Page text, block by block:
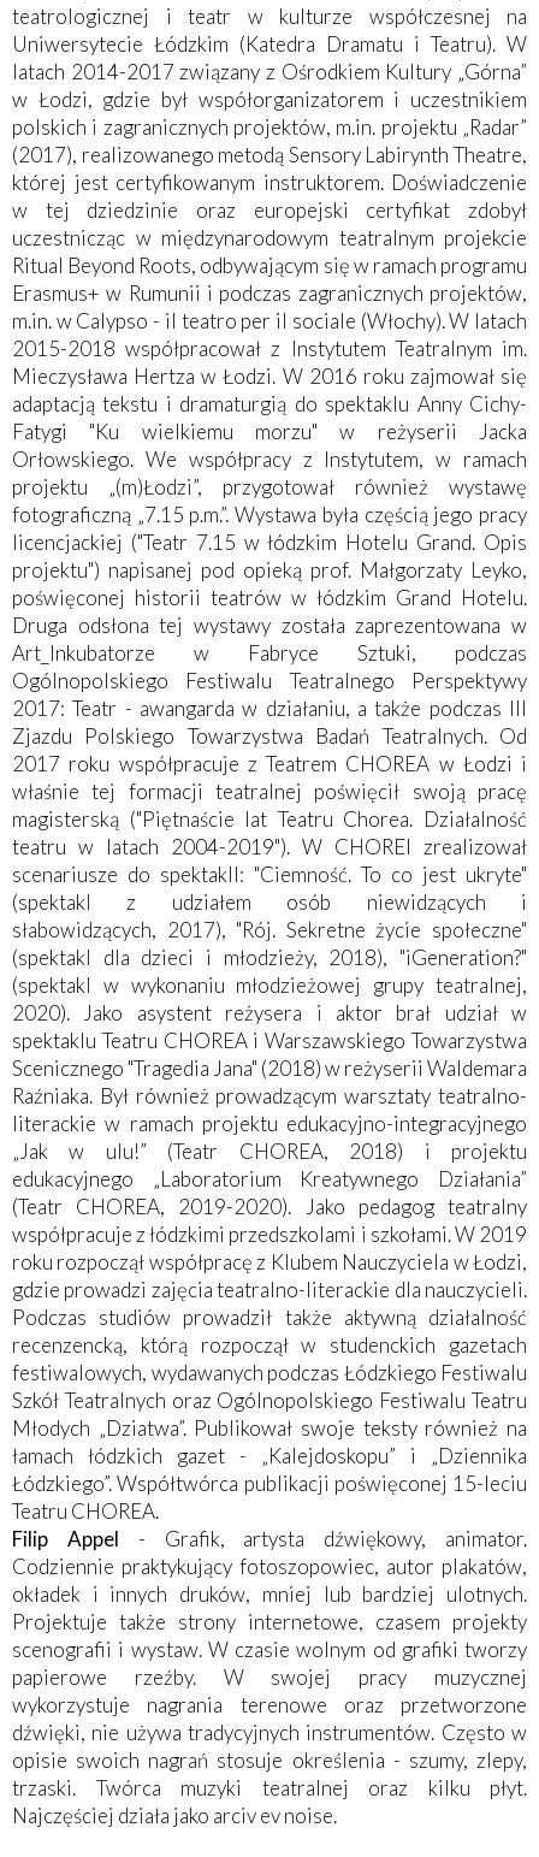
teatrologicznej i teatr w kulturze współczesnej na
Uniwersytecie Łódzkim (Katedra Dramatu i Teatru). W
latach 2014-2017 związany z Ośrodkiem Kultury „Górna”
w Łodzi, gdzie był współorganizatorem i uczestnikiem
polskich i zagranicznych projektów, m.in. projektu „Radar”
(2017), realizowanego metodą Sensory Labirynth Theatre,
której jest certyfikowanym instruktorem. Doświadczenie
w tej dziedzinie oraz europejski certyfikat zdobył
uczestnicząc w międzynarodowym teatralnym projekcie
Ritual Beyond Roots, odbywającym się w ramach programu
Erasmus+ w Rumunii i podczas zagranicznych projektów,
m.in. w Calypso - il teatro per il sociale (Włochy). W latach
2015-2018 współpracował z Instytutem Teatralnym im.
Mieczysława Hertza w Łodzi. W 2016 roku zajmował się
adaptacją tekstu i dramaturgią do spektaklu Anny Cichy-
Fatygi "Ku wielkiemu morzu" w reżyserii Jacka
Orłowskiego. We współpracy z Instytutem, w ramach
projektu „(m)Łodzi”, przygotował również wystawę
fotograficzną „7.15 p.m.”. Wystawa była częścią jego pracy
licencjackiej ("Teatr 7.15 w łódzkim Hotelu Grand. Opis
projektu") napisanej pod opieką prof. Małgorzaty Leyko,
poświęconej historii teatrów w łódzkim Grand Hotelu.
Druga odsłona tej wystawy została zaprezentowana w
Art_Inkubatorze w Fabryce Sztuki, podczas
Ogólnopolskiego Festiwalu Teatralnego Perspektywy
2017: Teatr - awangarda w działaniu, a także podczas III
Zjazdu Polskiego Towarzystwa Badań Teatralnych. Od
2017 roku współpracuje z Teatrem CHOREA w Łodzi i
właśnie tej formacji teatralnej poświęcił swoją pracę
magisterską ("Piętnaście lat Teatru Chorea. Działalność
teatru w latach 2004-2019"). W CHOREI zrealizował
scenariusze do spektaklI: "Ciemność. To co jest ukryte"
(spektakl z udziałem osób niewidzących i
słabowidzących, 2017), "Rój. Sekretne życie społeczne"
(spektakl dla dzieci i młodzieży, 2018), "iGeneration?"
(spektakl w wykonaniu młodzieżowej grupy teatralnej,
2020). Jako asystent reżysera i aktor brał udział w
spektaklu Teatru CHOREA i Warszawskiego Towarzystwa
Scenicznego "Tragedia Jana" (2018) w reżyserii Waldemara
Raźniaka. Był również prowadzącym warsztaty teatralno-
literackie w ramach projektu edukacyjno-integracyjnego
„Jak w ulu!” (Teatr CHOREA, 2018) i projektu
edukacyjnego „Laboratorium Kreatywnego Działania”
(Teatr CHOREA, 2019-2020). Jako pedagog teatralny
współpracuje z łódzkimi przedszkolami i szkołami. W 2019
roku rozpoczął współpracę z Klubem Nauczyciela w Łodzi,
gdzie prowadzi zajęcia teatralno-literackie dla nauczycieli.
Podczas studiów prowadził także aktywną działalność
recenzencką, którą rozpoczął w studenckich gazetach
festiwalowych, wydawanych podczas Łódzkiego Festiwalu
Szkół Teatralnych oraz Ogólnopolskiego Festiwalu Teatru
Młodych „Dziatwa”. Publikował swoje teksty również na
łamach łódzkich gazet - „Kalejdoskopu” i „Dziennika
Łódzkiego”. Współtwórca publikacji poświęconej 15-leciu
Teatru CHOREA.
Filip Appel - Grafik, artysta dźwiękowy, animator.
Codziennie praktykujący fotoszopowiec, autor plakatów,
okładek i innych druków, mniej lub bardziej ulotnych.
Projektuje także strony internetowe, czasem projekty
scenografii i wystaw. W czasie wolnym od grafiki tworzy
papierowe rzeźby. W swojej pracy muzycznej
wykorzystuje nagrania terenowe oraz przetworzone
dźwięki, nie używa tradycyjnych instrumentów. Często w
opisie swoich nagrań stosuje określenia - szumy, zlepy,
trzaski. Twórca muzyki teatralnej oraz kilku płyt.
Najczęściej działa jako arciv ev noise.